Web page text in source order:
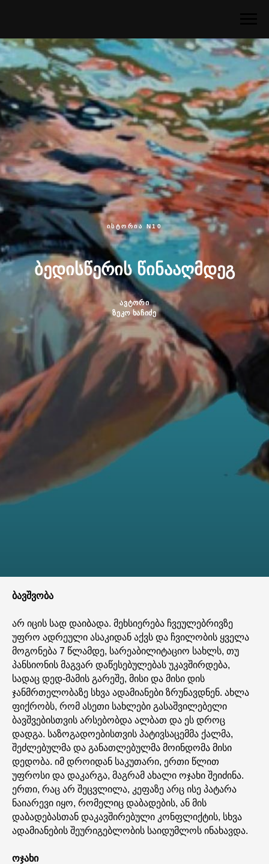
ისტორია N10
ბედისწერის წინააღმდეგ
ავტორი
ზეკო ხაჩიძე
ბავშვობა
არ იცის სად დაიბადა. მეხსიერება ჩვეულებრივზე
უფრო ადრეული ასაკიდან აქვს და ჩვილობის ყველა
მოგონება 7 წლამდე, სარეაბილიტაციო სახლს, თუ
პანსიონის მაგვარ დაწესებულებას უკავშირდება,
სადაც დედ-მამის გარეშე, მისი და მისი დის
ჯანმრთელობაზე სხვა ადამიანები ზრუნავდნენ. ახლა
ფიქრობს, რომ ასეთი სახლები გასაშვილებელი
ბავშვებისთვის არსებობდა ალბათ და ეს დროც
დადგა. საზოგადოებისთვის პატივსაცემმა ქალმა,
შეძლებულმა და განათლებულმა მოინდომა მისი
დედობა. იმ დროიდან საკუთარი, ერთი წლით
უფროსი და დაკარგა, მაგრამ ახალი ოჯახი შეიძინა.
ერთი, რაც არ შეცვლილა, კეფაზე არც ისე პატარა
ნაიარევი იყო, რომელიც დაბადების, ან მის
დაბადებასთან დაკავშირებული კონფლიქტის, სხვა
ადამიანების შეურიგებლობის საიდუმლოს ინახავდა.
ოჯახი